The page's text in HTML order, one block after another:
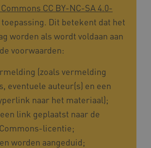
CC BY-NC-SA 4.0-
toepassing. Dit betekent dat het
worden als wordt voldaan aan
voorwaarden:
(zoals vermelding
eventuele auteur(s) en een
naar het materiaal);
link geplaatst naar de
licentie;
worden aangeduid;
Provider / Domein
Google LLC
.kennispleingehandicaptensector.nl
Provider / Domein
Google
.kennispleingehandicaptensector.nl